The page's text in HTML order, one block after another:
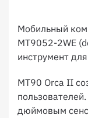
Мобильный
MT9052-2WE
инструмент
MT90 Orca II
дюймовым